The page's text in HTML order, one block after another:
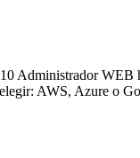
Administrador WEB
AWS, Azure o